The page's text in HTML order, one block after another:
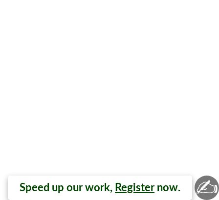
Speed up our work, Register now. ✍